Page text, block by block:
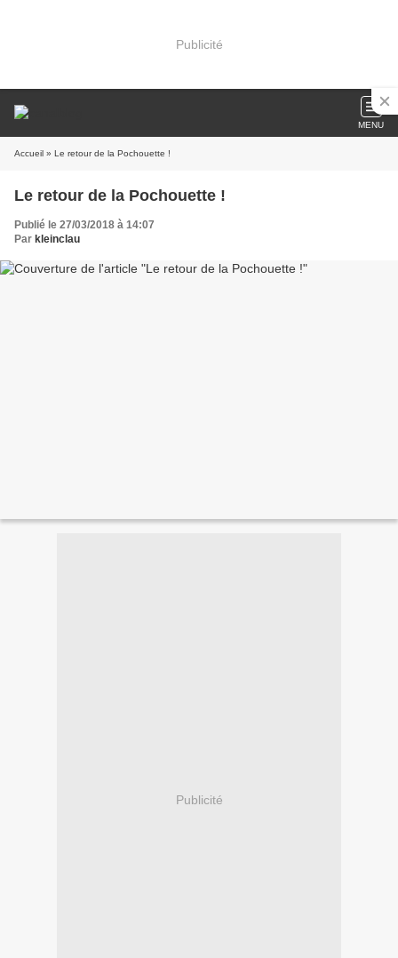
Publicité
MENU
Accueil » Le retour de la Pochouette !
Le retour de la Pochouette !
Publié le 27/03/2018 à 14:07
Par kleinclau
Publicité